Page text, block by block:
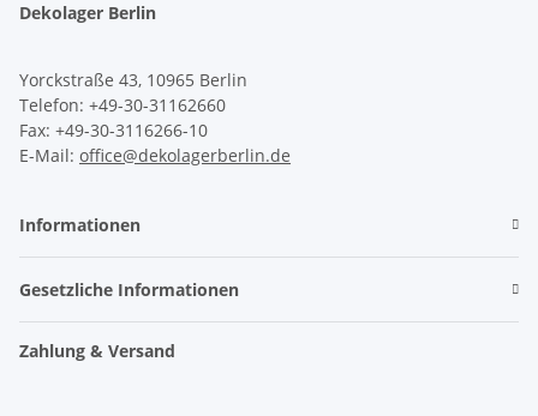
Dekolager Berlin
Yorckstraße 43, 10965 Berlin
Telefon: +49-30-31162660
Fax: +49-30-3116266-10
E-Mail: office@dekolagerberlin.de
Informationen
Gesetzliche Informationen
Zahlung & Versand